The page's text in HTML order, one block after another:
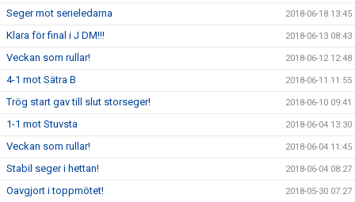
Seger mot serieledarna 2018-06-18 13:45
Klara för final i J DM!!! 2018-06-13 08:43
Veckan som rullar! 2018-06-12 12:48
4-1 mot Sätra B 2018-06-11 11:55
Trög start gav till slut storseger! 2018-06-10 09:41
1-1 mot Stuvsta 2018-06-04 13:30
Veckan som rullar! 2018-06-04 11:45
Stabil seger i hettan! 2018-06-04 08:27
Oavgjort i toppmötet! 2018-05-30 07:27